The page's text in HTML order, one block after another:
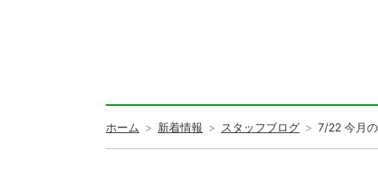
ホーム 新着情報 スタッフブログ 7/22 今月